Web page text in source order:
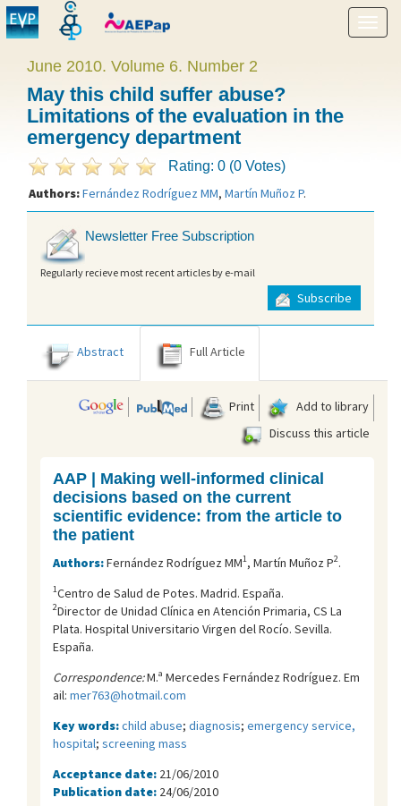
Show
menu
June 2010. Volume 6. Number 2
May this child suffer abuse?
Limitations of the evaluation in the
emergency department
Rating: 0 (0 Votes)
Authors:Fernández Rodríguez MM, Martín Muñoz P.
Newsletter Free Subscription
Regularly recieve most recent articles by e-mail
Subscribe
Abstract Full Article
Print
Add to library
Discuss this article
AAP | Making well-informed clinical
decisions based on the current
scientific evidence: from the article to
the patient
Authors:Fernández Rodríguez MM1, Martín Muñoz P2.
1Centro de Salud de Potes. Madrid. España.
2Director de Unidad Clínica en Atención Primaria, CS La
Plata. Hospital Universitario Virgen del Rocí­o. Sevilla.
España.
Correspondence:M.ª Mercedes Fernández Rodríguez. Em
ail: mer763@hotmail.com
Key words:child abuse; diagnosis; emergency service,
hospital; screening mass
Acceptance date: 21/06/2010
Publication date: 24/06/2010